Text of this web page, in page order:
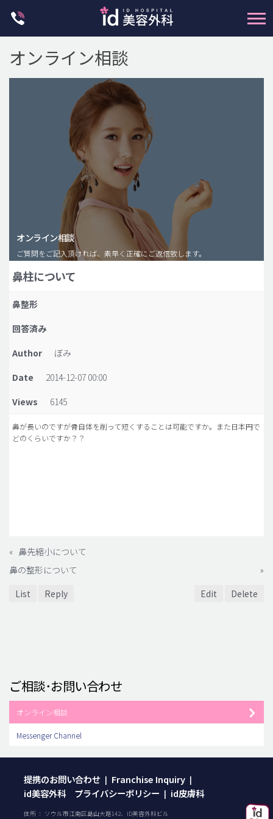
脂肪注入(アンチエイジング)
豊胸手術・バストアップ
プチ整形
idリアルストーリー
idニュース
病院紹介
安全整形
ご相談のお問い合わせ
オンライン相談
オンライン相談
ご質問をご記入頂ければ、素早く正確にご返信致します。
鼻柱について
鼻整形
回答済み
Author
ぼみ
Date
2014-12-07 00:00
Views
6145
鼻が長いのですが骨自体を削って短くすることは可能ですか。また日本円で
どのくらいですか？？
« 鼻先縮小について
鼻の整形について
»
List
Reply Edit Delete
ご相談･お問い合わせ
オンライン相談
Messenger Channel
提携のお問い合わせ | Franchise Inquiry |
id美容外科 プライバシーポリシー | id皮膚科
住所 ： ソウル市江南区島山大路142、ID美容外科ビル